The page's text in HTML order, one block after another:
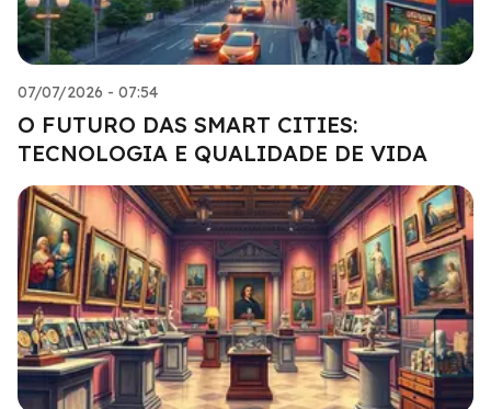
07/07/2026 - 07:54
O FUTURO DAS SMART CITIES:
TECNOLOGIA E QUALIDADE DE VIDA